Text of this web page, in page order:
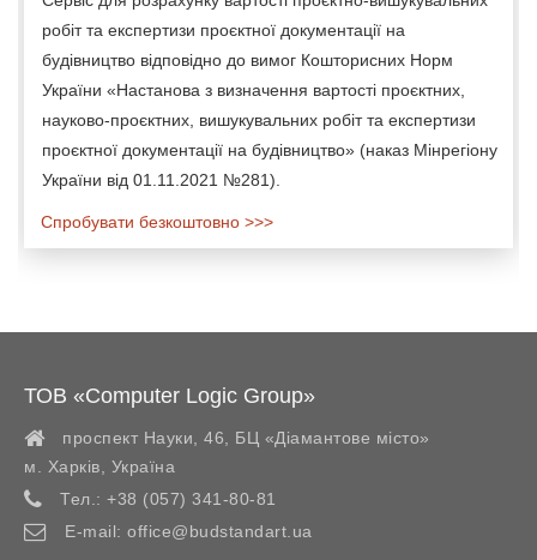
робіт та експертизи проєктної документації на
будівництво відповідно до вимог Кошторисних Норм
України «Настанова з визначення вартості проєктних,
науково-проєктних, вишукувальних робіт та експертизи
проєктної документації на будівництво» (наказ Мінрегіону
України від 01.11.2021 №281).
Спробувати безкоштовно >>>
ТОВ «Computer Logic Group»
проспект Науки, 46, БЦ «Діамантове місто»
м. Харків
Україна
Тел.: +38 (057) 341-80-81
E-mail: office@budstandart.ua